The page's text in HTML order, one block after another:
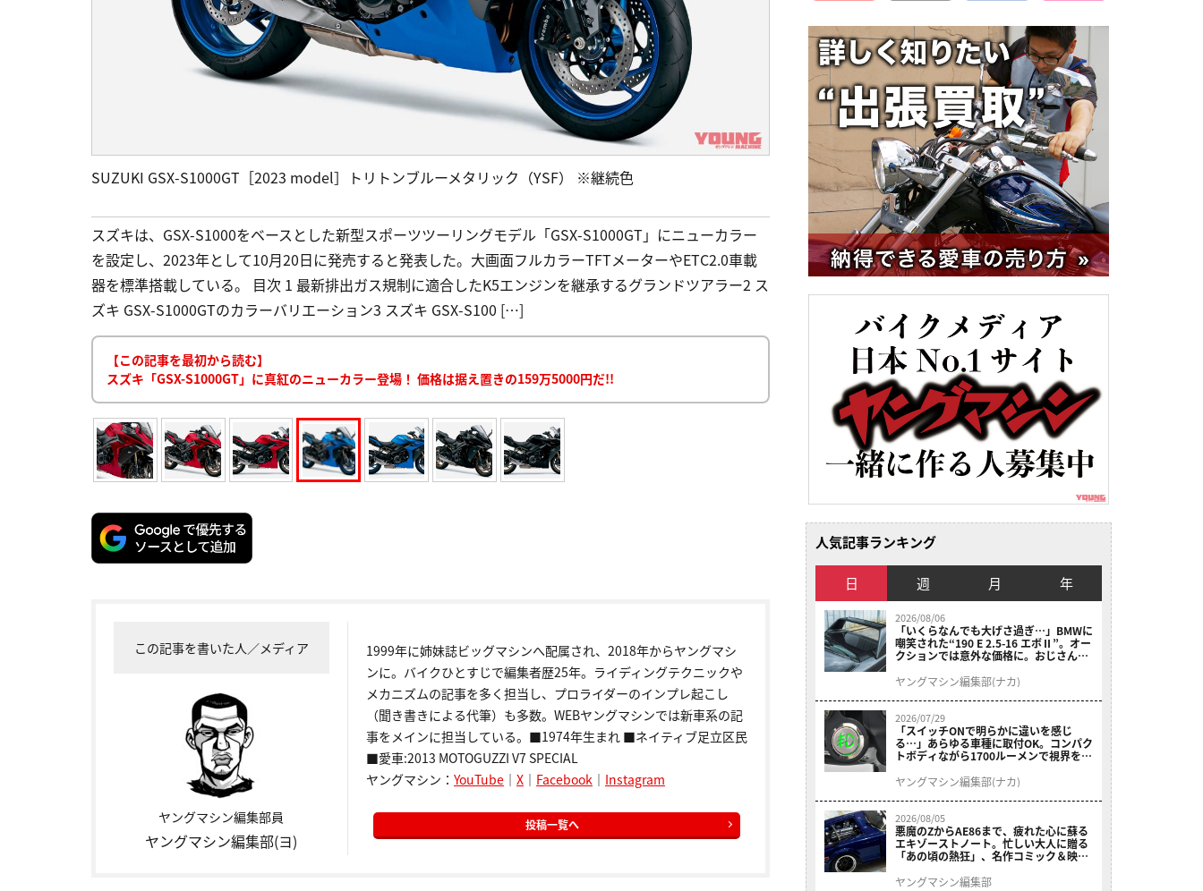
SUZUKI GSX-S1000GT［2023 model］トリトンブルーメタリック（YSF） ※継続色
スズキは、GSX-S1000をベースとした新型スポーツツーリングモデル「GSX-S1000GT」にニューカラー
を設定し、2023年として10月20日に発売すると発表した。大画面フルカラーTFTメーターやETC2.0車載
器を標準搭載している。 目次 1 最新排出ガス規制に適合したK5エンジンを継承するグランドツアラー2 ス
ズキ GSX-S1000GTのカラーバリエーション3 スズキ GSX-S100 […]
【この記事を最初から読む】
スズキ「GSX-S1000GT」に真紅のニューカラー登場！ 価格は据え置きの159万5000円だ!!
この記事を書いた人／メディア
ヤングマシン編集部員
ヤングマシン編集部(ヨ)
1999年に姉妹誌ビッグマシンへ配属され、2018年からヤングマシ
ンに。バイクひとすじで編集者歴25年。ライディングテクニックや
メカニズムの記事を多く担当し、プロライダーのインプレ起こし
（聞き書きによる代筆）も多数。WEBヤングマシンでは新車系の記
事をメインに担当している。■1974年生まれ ■ネイティブ足立区民
■愛車:2013 MOTOGUZZI V7 SPECIAL
ヤングマシン： YouTube｜ X｜ Facebook ｜ Instagram
投稿一覧へ
人気記事ランキング
日 週 月 年
2026/08/06
「いくらなんでも大げさ過ぎ…」BMWに
嘲笑された“190 E 2.5-16 エボⅡ”。オー
クションでは意外な価格に。おじさん達
ヤングマシン編集部(ナカ)
2026/07/29
「スイッチONで明らかに違いを感じ
る…」あらゆる車種に取付OK。コンパク
トボディながら1700ルーメンで視界を確
ニット プレシャスレイ スモール］
ヤングマシン編集部(ナカ)
2026/08/05
悪魔のZからAE86まで、疲れた心に蘇る
エキゾーストノート。忙しい大人に贈る
「あの頃の熱狂」、名作コミック＆映画
結！
ヤングマシン編集部